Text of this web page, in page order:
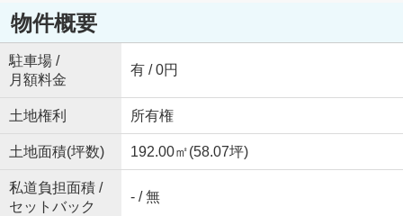
物件概要
駐車場 /
月額料金
有 / 0円
土地権利 所有権
土地面積(坪数) 192.00㎡(58.07坪)
私道負担面積 /
セットバック
- / 無